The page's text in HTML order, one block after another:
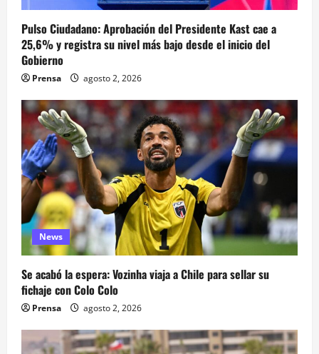
Pulso Ciudadano: Aprobación del Presidente Kast cae a
25,6% y registra su nivel más bajo desde el inicio del
Gobierno
Prensa agosto 2, 2026
News
Se acabó la espera: Vozinha viaja a Chile para sellar su
fichaje con Colo Colo
Prensa agosto 2, 2026